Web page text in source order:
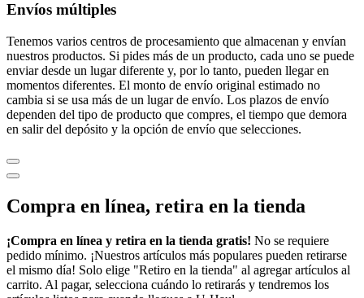
Envíos múltiples
Tenemos varios centros de procesamiento que almacenan y envían
nuestros productos. Si pides más de un producto, cada uno se puede
enviar desde un lugar diferente y, por lo tanto, pueden llegar en
momentos diferentes. El monto de envío original estimado no
cambia si se usa más de un lugar de envío. Los plazos de envío
dependen del tipo de producto que compres, el tiempo que demora
en salir del depósito y la opción de envío que selecciones.
Compra en línea, retira en la tienda
¡Compra en línea y retira en la tienda gratis! No se requiere
pedido mínimo. ¡Nuestros artículos más populares pueden retirarse
el mismo día! Solo elige "Retiro en la tienda" al agregar artículos al
carrito. Al pagar, selecciona cuándo lo retirarás y tendremos los